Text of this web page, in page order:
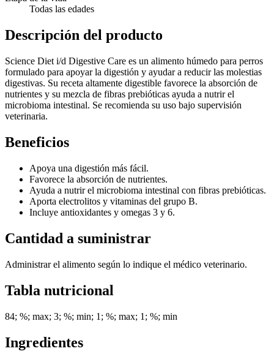
Todas las edades
Descripción del producto
Science Diet i/d Digestive Care es un alimento húmedo para perros
formulado para apoyar la digestión y ayudar a reducir las molestias
digestivas. Su receta altamente digestible favorece la absorción de
nutrientes y su mezcla de fibras prebióticas ayuda a nutrir el
microbioma intestinal. Se recomienda su uso bajo supervisión
veterinaria.
Beneficios
Apoya una digestión más fácil.
Favorece la absorción de nutrientes.
Ayuda a nutrir el microbioma intestinal con fibras prebióticas.
Aporta electrolitos y vitaminas del grupo B.
Incluye antioxidantes y omegas 3 y 6.
Cantidad a suministrar
Administrar el alimento según lo indique el médico veterinario.
Tabla nutricional
84; %; max; 3; %; min; 1; %; max; 1; %; min
Ingredientes